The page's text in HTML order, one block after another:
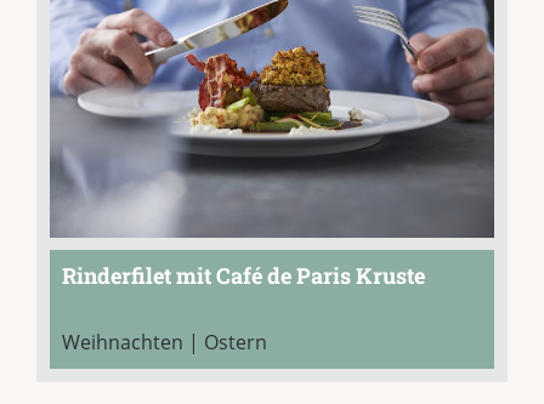
Rinderfilet mit Café de Paris Kruste
Weihnachten | Ostern